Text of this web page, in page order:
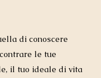
di conoscere
le tue
il tuo ideale di vita